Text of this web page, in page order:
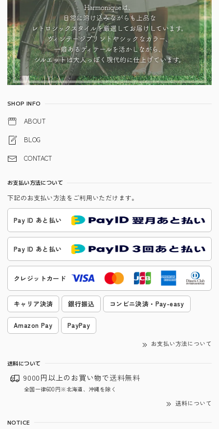
SHOP INFO
ABOUT
BLOG
CONTACT
お支払い方法について
下記のお支払い方法をご利用いただけます。
Pay ID あと払い
Pay ID あと払い
クレジットカード
キャリア決済 銀行振込 コンビニ決済・Pay-easy
Amazon Pay PayPay
お支払い方法について
送料について
9000円以上のお買い物で送料無料
全国一律600円※北海道、沖縄を除く
送料について
NOTICE